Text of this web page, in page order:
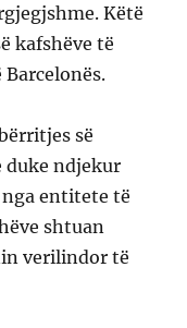
Këtë
kafshëve të
së
duke ndjekur
entitete të
shtuan
verilindor të